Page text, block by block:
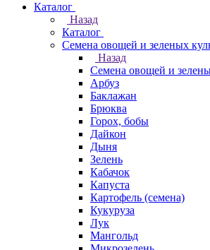
Каталог
Назад
Каталог
Семена овощей и зеленых
Назад
Семена овощей и
Арбуз
Баклажан
Брюква
Горох, бобы
Дайкон
Дыня
Зелень
Кабачок
Капуста
Картофель (семена)
Кукуруза
Лук
Мангольд